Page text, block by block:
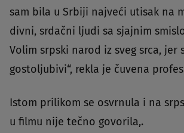
sam bila u Srbiji najveći utisak na
divni, srdačni ljudi sa sjajnim
Volim srpski narod iz sveg srca,
gostoljubivi“, rekla je čuvena
Istom prilikom se osvrnula i na
u filmu nije tečno govorila,.